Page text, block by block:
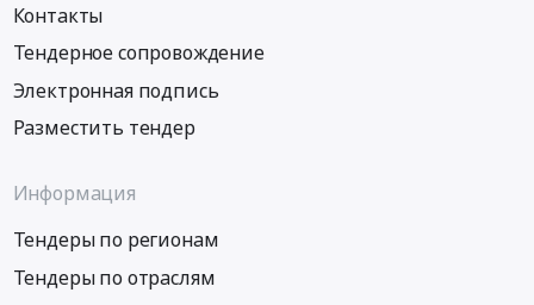
Контакты
Тендерное сопровождение
Электронная подпись
Разместить тендер
Информация
Тендеры по регионам
Тендеры по отраслям